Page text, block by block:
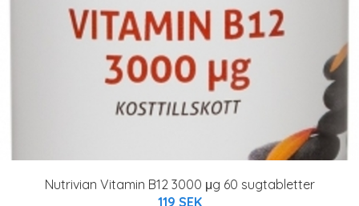
Nutrivian Vitamin B12 3000 μg 60 sugtabletter
119 SEK